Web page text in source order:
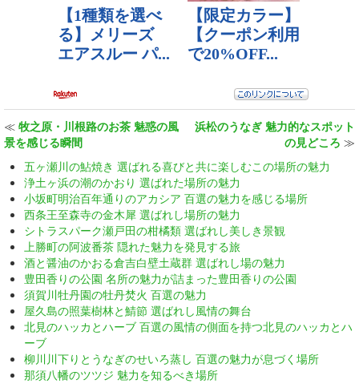
≪ 牧之原・川根路のお茶 魅惑の風
景を感じる瞬間
浜松のうなぎ 魅力的なスポット
の見どころ ≫
五ヶ瀬川の鮎焼き 選ばれる喜びと共に楽しむこの場所の魅力
浄土ヶ浜の潮のかおり 選ばれた場所の魅力
小坂町明治百年通りのアカシア 百選の魅力を感じる場所
西条王至森寺の金木犀 選ばれし場所の魅力
シトラスパーク瀬戸田の柑橘類 選ばれし美しき景観
上勝町の阿波番茶 隠れた魅力を発見する旅
酒と醤油のかおる倉吉白壁土蔵群 選ばれし場の魅力
豊田香りの公園 名所の魅力が詰まった豊田香りの公園
須賀川牡丹園の牡丹焚火 百選の魅力
屋久島の照葉樹林と鯖節 選ばれし風情の舞台
北見のハッカとハーブ 百選の風情の側面を持つ北見のハッカとハ
ーブ
柳川川下りとうなぎのせいろ蒸し 百選の魅力が息づく場所
那須八幡のツツジ 魅力を知るべき場所